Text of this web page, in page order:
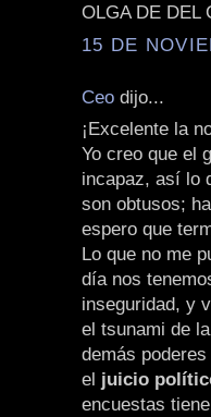
OLGA DE DEL
15 DE
Ceo dijo...
¡Excelente la
Yo creo que el
incapaz, así lo
son obtusos;
espero que
Lo que no me
día nos
inseguridad, y
el tsunami de
demás
el juicio
encuestas